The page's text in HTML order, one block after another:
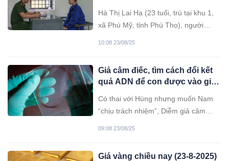
Hà Thị Lai Hạ (23 tuổi, trú tại khu 1,
xã Phú Mỹ, tỉnh Phú Thọ), người
10:08 23/08/25
Giả câm điếc, tìm cách đổi kết
quả ADN để con được vào gia
Có thai với Hùng nhưng muốn Nam
“chịu trách nhiệm”, Diễm giả câm
09:08 23/08/25
Giá vàng chiều nay (23-8-2025)